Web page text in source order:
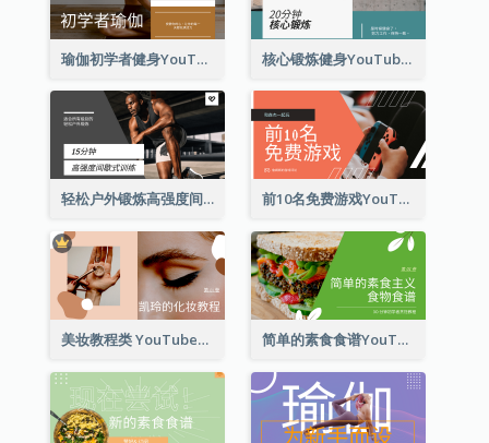
瑜伽初学者健身YouTube影片缩图 核心锻炼健身YouTube影片缩图
轻松户外锻炼高强度间歇式训练YouTube影片缩图 前10名免费游戏YouTube影片缩图
美妆教程类 YouTube影片缩图 简单的素食食谱YouTube影片缩图